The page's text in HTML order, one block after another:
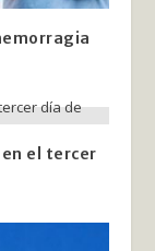
el tercer